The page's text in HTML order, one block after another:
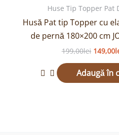
Huse Tip Topper Pat
Husă Pat tip Topper cu
de pernă 180×200 cm
199,00lei 149,00
Adaugă în